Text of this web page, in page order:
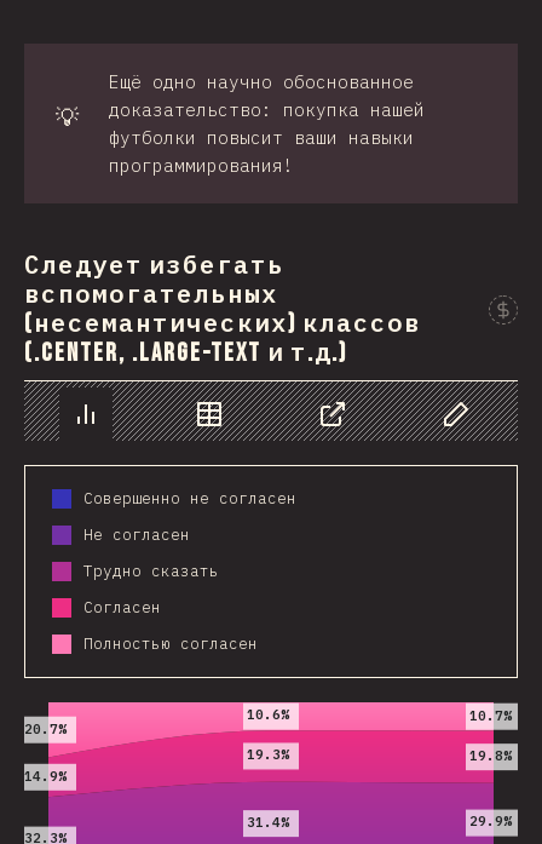
💡
Ещё одно научно обоснованное
доказательство: покупка нашей
футболки повысит ваши навыки
программирования!
Следует избегать
вспомогательных
(несемантических) классов
(.center, .large-text и т.д.)
График Данные Поделиться Изменить
Совершенно не согласен
Не согласен
Трудно сказать
Согласен
Полностью согласен
2019 2020 2021
32.3%
31.4% 29.9%
14.9%
19.3% 19.8%
20.7%
10.6% 10.7%